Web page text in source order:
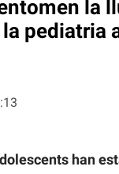
la
pediatria
han